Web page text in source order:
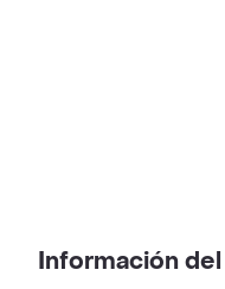
Información